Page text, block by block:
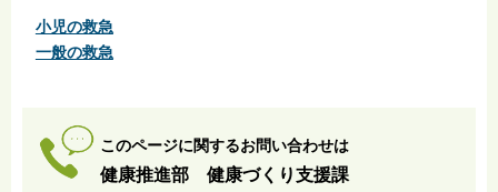
小児の救急
一般の救急
このページに関するお問い合わせは
健康推進部 健康づくり支援課